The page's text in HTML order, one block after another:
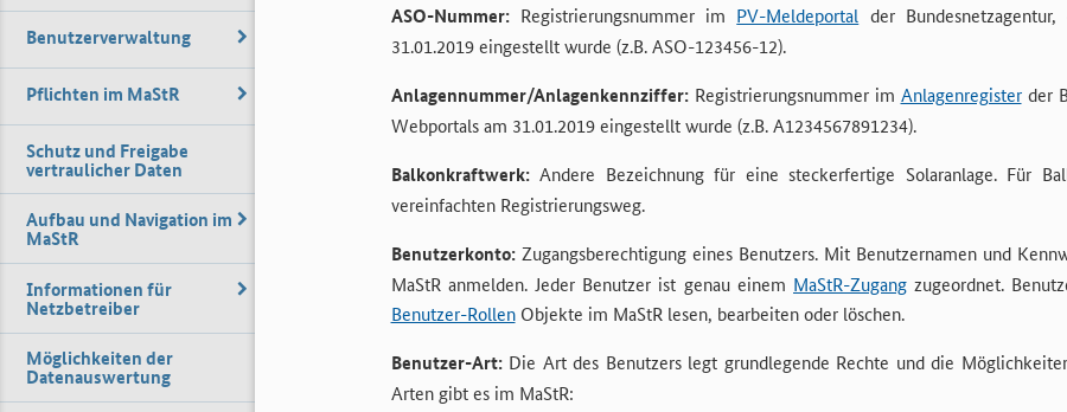
Benutzerverwaltung
Pflichten im MaStR
Schutz und Freigabe
vertraulicher Daten
Aufbau und Navigation im
MaStR
Informationen für
Netzbetreiber
Möglichkeiten der
Datenauswertung
ASO-Nummer:Registrierungsnummer im PV-Meldeportal der
31.01.2019 eingestellt wurde (z.B. ASO-123456-12).
Anlagennummer/Anlagenkennziffer:Registrierungsnummer im Anlagenregisterder
Webportals am 31.01.2019 eingestellt wurde (z.B. A1234567891234).
Balkonkraftwerk:Andere Bezeichnung für eine steckerfertige Solaranlage. Für
vereinfachten Registrierungsweg.
Benutzerkonto:Zugangsberechtigung eines Benutzers. Mit Benutzernamen und
MaStR anmelden. Jeder Benutzer ist genau einem MaStR-Zugang zugeordnet.
Benutzer-RollenObjekte im MaStR lesen, bearbeiten oder löschen.
Benutzer-Art:Die Art des Benutzers legt grundlegende Rechte und die
Arten gibt es im MaStR: